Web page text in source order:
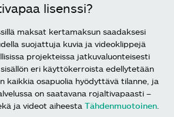
lisenssi?
maksat kertamaksun saadaksesi
suojattuja kuvia ja videoklippejä
projekteissa jatkuvaluonteisesti
eri käyttökerroista edellytetään
kaikkia osapuolia hyödyttävä tilanne, ja
on saatavana rojaltivapaasti –
ja videot aiheesta Tähdenmuotoinen